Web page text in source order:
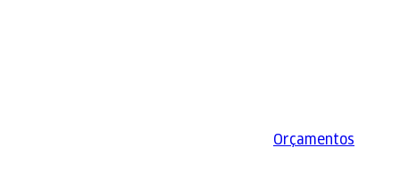
Orçamentos